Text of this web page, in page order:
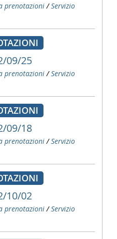
prenotazioni /Servizio
09/25
prenotazioni /Servizio
09/18
prenotazioni /Servizio
10/02
prenotazioni /Servizio